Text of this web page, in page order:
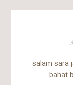
salam sara
bahat